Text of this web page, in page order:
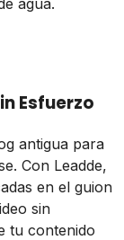
agua.
Esfuerzo
antigua para
Con Leadde,
en el guion
sin
tu contenido